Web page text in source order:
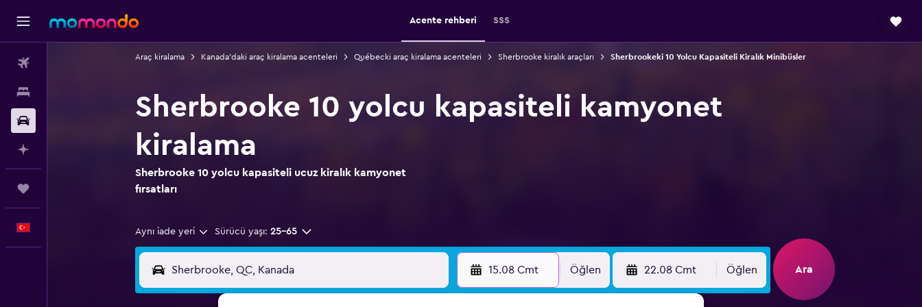
Acente rehberi SSS
Araç kiralama Kanada'daki araç kiralama acenteleri Québecki araç kiralama acenteleri Sherbrooke kiralık araçları Sherbrookeki 10 Yolcu Kapasiteli Kiralık Minibüsler
Sherbrooke 10 yolcu kapasiteli kamyonet
kiralama
Sherbrooke 10 yolcu kapasiteli ucuz kiralık kamyonet
fırsatları
Aynı iade yeri Sürücü yaşı: 25-65
15.08 Cmt Öğlen 22.08 Cmt Öğlen Ara